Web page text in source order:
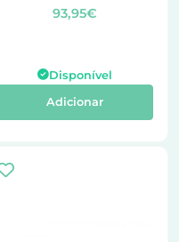
93,95€
Disponível
Adicionar